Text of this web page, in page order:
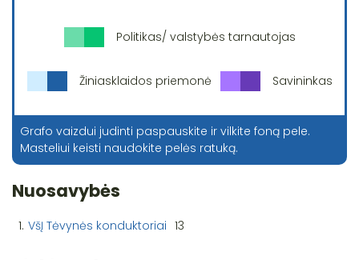
Politikas/ valstybės tarnautojas
Žiniasklaidos priemonė Savininkas
Grafo vaizdui judinti paspauskite ir vilkite foną pele.
Masteliui keisti naudokite pelės ratuką.
Nuosavybės
1. VšĮ Tėvynės konduktoriai 13